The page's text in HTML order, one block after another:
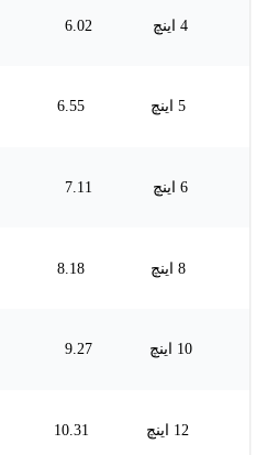
4 اینچ 6.02
5 اینچ 6.55
6 اینچ 7.11
8 اینچ 8.18
10 اینچ 9.27
12 اینچ 10.31